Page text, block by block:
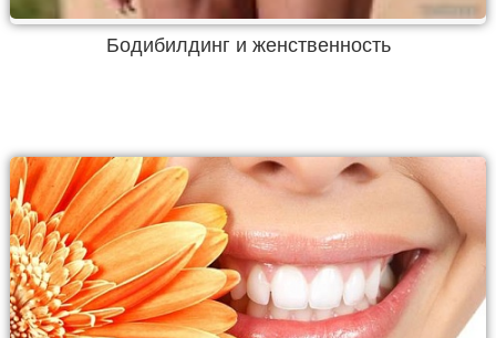
Бодибилдинг и женственность